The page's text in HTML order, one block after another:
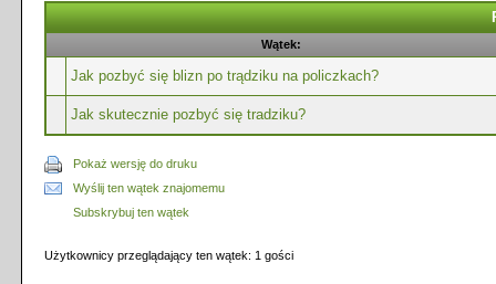
Wątek:
Jak pozbyć się blizn po trądziku na policzkach?
Jak skutecznie pozbyć się tradziku?
Pokaż wersję do druku
Wyślij ten wątek znajomemu
Subskrybuj ten wątek
Użytkownicy przeglądający ten wątek: 1 gości